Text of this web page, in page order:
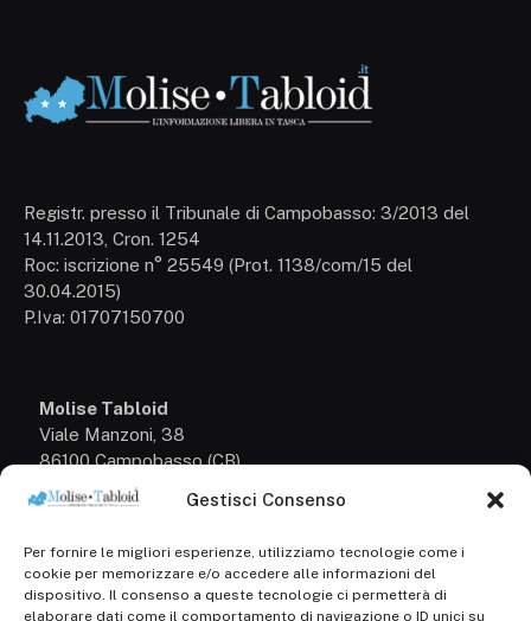
Gestisci Consenso
Per fornire le migliori esperienze, utilizziamo tecnologie come i
cookie per memorizzare e/o accedere alle informazioni del
dispositivo. Il consenso a queste tecnologie ci permetterà di
elaborare dati come il comportamento di navigazione o ID unici su
Registr. presso il Tribunale di Campobasso: 3/2013 del
14.11.2013, Cron. 1254
Roc: iscrizione n° 25549 (Prot. 1138/com/15 del
30.04.2015)
P.Iva: 01707150700
Molise Tabloid
Viale Manzoni, 38
86100 Campobasso (CB)
+39 3333169466
Scrivici a:
info@molisetabloid.it